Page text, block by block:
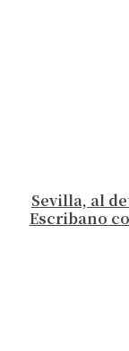
Sevilla, al
Escribano